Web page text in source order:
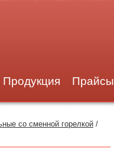
Продукция Прайсы
со сменной горелкой /